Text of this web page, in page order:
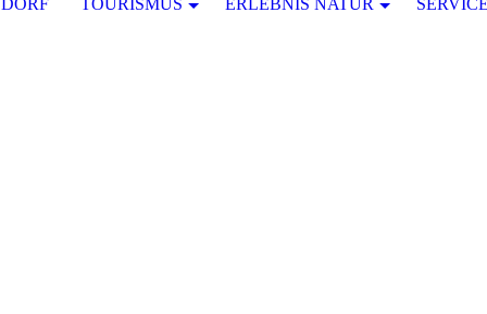
TOURISMUS ERLEBNIS NATUR